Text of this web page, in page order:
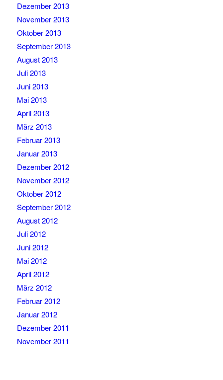
Dezember 2013
November 2013
Oktober 2013
September 2013
August 2013
Juli 2013
Juni 2013
Mai 2013
April 2013
März 2013
Februar 2013
Januar 2013
Dezember 2012
November 2012
Oktober 2012
September 2012
August 2012
Juli 2012
Juni 2012
Mai 2012
April 2012
März 2012
Februar 2012
Januar 2012
Dezember 2011
November 2011